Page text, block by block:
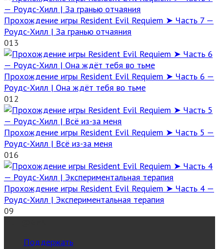
Прохождение игры Resident Evil Requiem ➤ Часть 7 —
Роудс-Хилл | За гранью отчаяния
013
Прохождение игры Resident Evil Requiem ➤ Часть 6 —
Роудс-Хилл | Она ждёт тебя во тьме
012
Прохождение игры Resident Evil Requiem ➤ Часть 5 —
Роудс-Хилл | Всё из-за меня
016
Прохождение игры Resident Evil Requiem ➤ Часть 4 —
Роудс-Хилл | Экспериментальная терапия
09
Поддержать